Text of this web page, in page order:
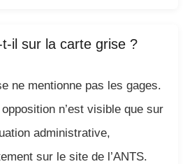
il sur la carte grise ?
ne mentionne pas les gages.
opposition n’est visible que sur
administrative,
sur le site de l’ANTS.